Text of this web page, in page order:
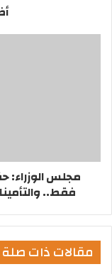
مجلس
فقط.. والتأمينات لما
مقالات ذات صلة